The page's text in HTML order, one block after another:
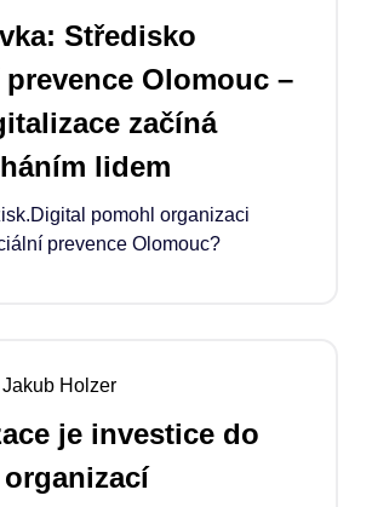
Středisko
Olomouc –
začíná
lidem
pomohl organizaci
prevence Olomouc?
Jakub Holzer
je investice do